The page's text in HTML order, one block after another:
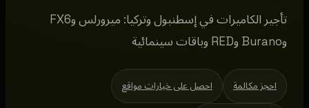
تأجير الكاميرات في إسطنبول وتركيا: ميرورلس وFX6
وBurano وRED وباقات سينمائية
احجز مكالمة احصل على خيارات مواقع